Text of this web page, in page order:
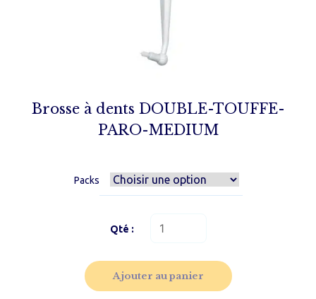
Brosse à dents DOUBLE-TOUFFE-
PARO-MEDIUM
Packs
à
dents
DOUBLE-
Ajouter au panier